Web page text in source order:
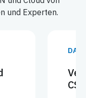
und Experten.